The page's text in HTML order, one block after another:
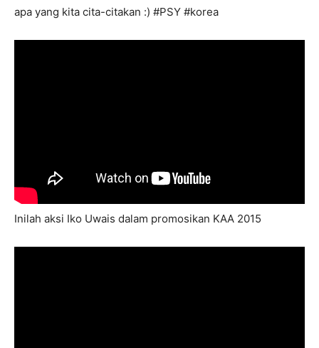
apa yang kita cita-citakan :) #PSY #korea
Inilah aksi Iko Uwais dalam promosikan KAA 2015